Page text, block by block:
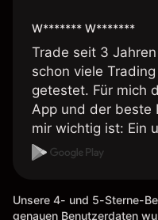
W******* W*******
Trade seit 3
schon viele
getestet. Für mich
App und der beste
mir wichtig ist: Ein
Auszahlungen per
möglich. Berichte,
Unsere 4- und 5-Sterne-
genauen Benutzerdaten